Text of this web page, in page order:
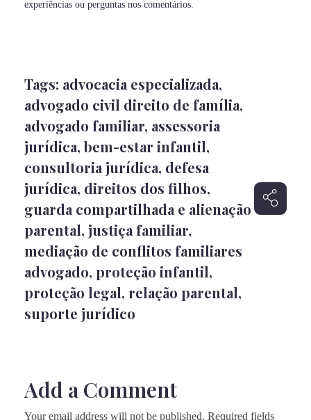
experiências ou perguntas nos comentários.
Tags: advocacia especializada,
advogado civil direito de família,
advogado familiar, assessoria
jurídica, bem-estar infantil,
consultoria jurídica, defesa
jurídica, direitos dos filhos,
guarda compartilhada e alienação
parental, justiça familiar,
mediação de conflitos familiares
advogado, proteção infantil,
proteção legal, relação parental,
suporte jurídico
Add a Comment
Your email address will not be published. Required fields